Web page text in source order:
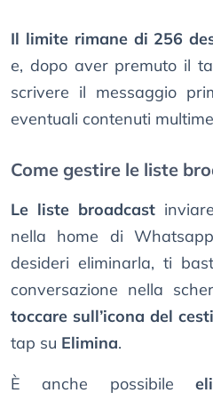
Il limite rimane di 256
e, dopo aver premuto il
scrivere il messaggio
eventuali contenuti
Come gestire le liste
Le liste broadcast
nella home di
desideri eliminarla, ti
conversazione nella
toccare sull’icona del
tap su Elimina.
È anche possibile